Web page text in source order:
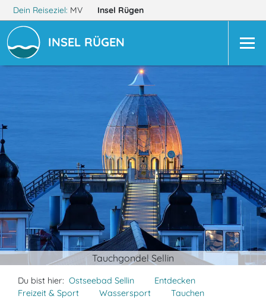
Dein Reiseziel: MV Insel Rügen
INSEL RÜGEN
Tauchgondel Sellin
Du bist hier: Ostseebad Sellin
Entdecken
Freizeit & Sport
Wassersport Tauchen